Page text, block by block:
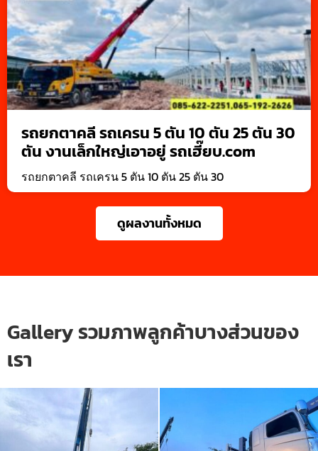
รถยกตาคลี รถเครน 5 ตัน 10 ตัน 25 ตัน 30
ตัน งานเล็กใหญ่เอาอยู่ รถเฮี๊ยบ.com
รถยกตาคลี รถเครน 5 ตัน 10 ตัน 25 ตัน 30
ดูผลงานทั้งหมด
Gallery รวมภาพลูกค้าบางส่วนของ
เรา